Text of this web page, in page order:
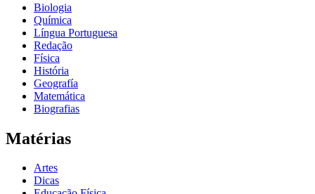
Biologia
Química
Língua Portuguesa
Redação
Física
História
Geografía
Matemática
Biografias
Matérias
Artes
Dicas